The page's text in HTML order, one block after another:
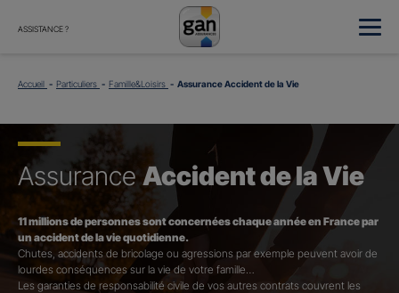
ASSISTANCE ?
Accueil Particuliers Famille&Loisirs Assurance Accident de la Vie
AssuranceAccident de la Vie
11 millions de personnes sont concernées chaque année en France par
un accident de la vie quotidienne.
Chutes, accidents de bricolage ou agressions par exemple peuvent avoir de
lourdes conséquences sur la vie de votre famille…
Les garanties de responsabilité civile de vos autres contrats couvrent les